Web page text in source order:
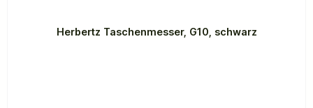
Herbertz Taschenmesser, G10, schwarz